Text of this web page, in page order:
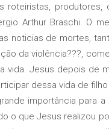
Arthur Braschi. O
noticias de mortes,
da violência???,
Jesus depois de
dessa vida de filho
importância para a
o que Jesus realizou